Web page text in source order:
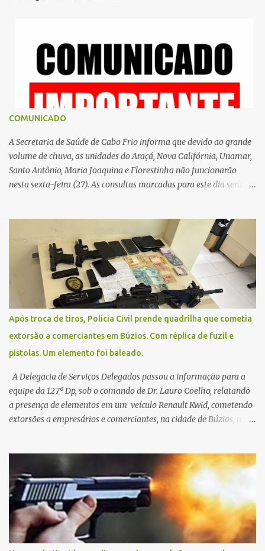
COMUNICADO
A Secretaria de Saúde de Cabo Frio informa que devido ao grande
volume de chuva, as unidades do Araçá, Nova Califórnia, Unamar,
Santo Antônio, Maria Joaquina e Florestinha não funcionarão
nesta sexta-feira (27). As consultas marcadas para este dia serão
Contamos com a compreensão de toda população, pois se trata de
uma situação climática que foge ao controle da administração
pública.
Após troca de tiros, Polícia Civil prende quadrilha que cometia
extorsão a comerciantes em Búzios. Com réplica de fuzil e
pistolas. Um elemento foi baleado.
A Delegacia de Serviços Delegados passou a informação para a
equipe da 127ª Dp, sob o comando de Dr. Lauro Coelho, relatando
a presença de elementos em um veículo Renault Kwid, cometendo
extorsões a empresários e comerciantes, na cidade de Búzios, na
fugir da cidade Buziana. Um dos detidos é policial civil e este foi
baleado na perna na troca de tiros . Na ocorrência, três armas,
pistolas e uma réplica de fuzil, foram apreendidas. O homem
baleado foi identificado como Claudio Bastos, conhecido no meio
político.